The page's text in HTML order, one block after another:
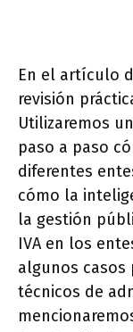
En el artículo
revisión
Utilizaremos
paso a paso
diferentes
cómo la
la gestión
IVA en los
algunos casos
técnicos de